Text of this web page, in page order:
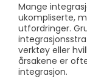
Mange
ukompliserte,
utfordringer.
verktøy eller
årsakene er
integrasjon.